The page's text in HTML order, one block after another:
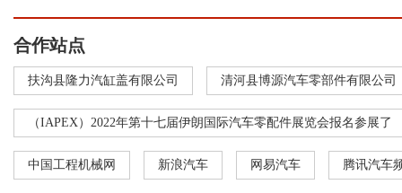
合作站点
扶沟县隆力汽缸盖有限公司 清河县博源汽车零部件有限公司
（IAPEX）2022年第十七届伊朗国际汽车零配件展览会报名参展了
中国工程机械网 新浪汽车 网易汽车 腾讯汽车